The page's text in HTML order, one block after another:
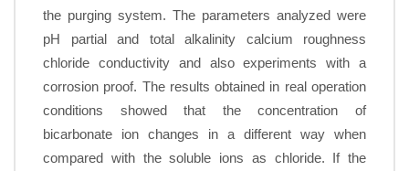
the purging system. The parameters analyzed were
pH partial and total alkalinity calcium roughness
chloride conductivity and also experiments with a
corrosion proof. The results obtained in real operation
conditions showed that the concentration of
bicarbonate ion changes in a different way when
compared with the soluble ions as chloride. If the